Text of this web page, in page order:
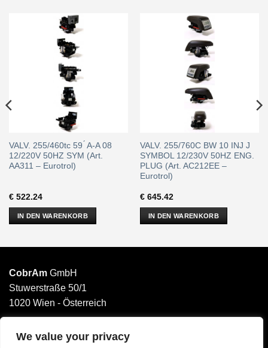
We value your privacy
VALV. 255/460tc 59 ́ A-A 08
12/220V 50HZ SYM (Art.
AA311 – Eurotrol)
€522.24
IN DEN WARENKORB
VALV. 255/760C BW 10 INJ J
SYMBOL 12/230V 50HZ ENG.
PLUG (Art. AC212EE –
Eurotrol)
€645.42
IN DEN WARENKORB
CobrAm GmbH
Stuwerstraße 50/1
1020 Wien - Österreich
______________________
Email: office@cobram.gmbh